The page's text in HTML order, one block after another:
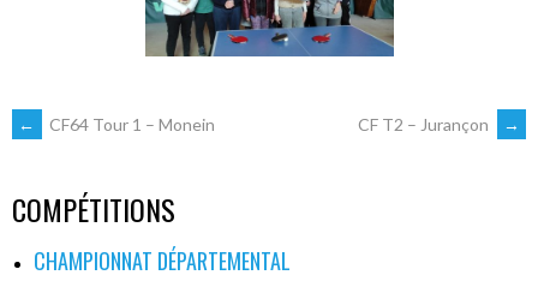
NAVIGATION
DES
← CF64 Tour 1 – Monein CF T2 – Jurançon →
COMPÉTITIONS
CHAMPIONNAT DÉPARTEMENTAL